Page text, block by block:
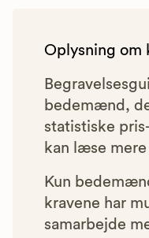
Oplysning om
bedemænd,
statistiske
kan læse
Kun
kravene har
samarbejde